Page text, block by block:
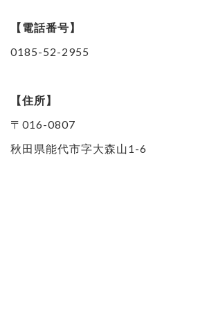
【電話番号】
0185-52-2955
【住所】
〒016-0807
秋田県能代市字大森山1-6